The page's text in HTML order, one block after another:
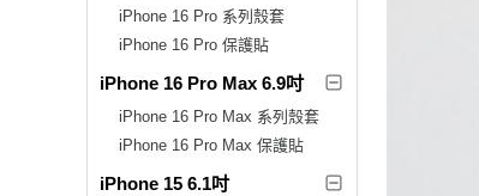
iPhone 16 Pro 系列殼套
iPhone 16 Pro 保護貼
iPhone 16 Pro Max 6.9吋
iPhone 16 Pro Max 系列殼套
iPhone 16 Pro Max 保護貼
iPhone 15 6.1吋